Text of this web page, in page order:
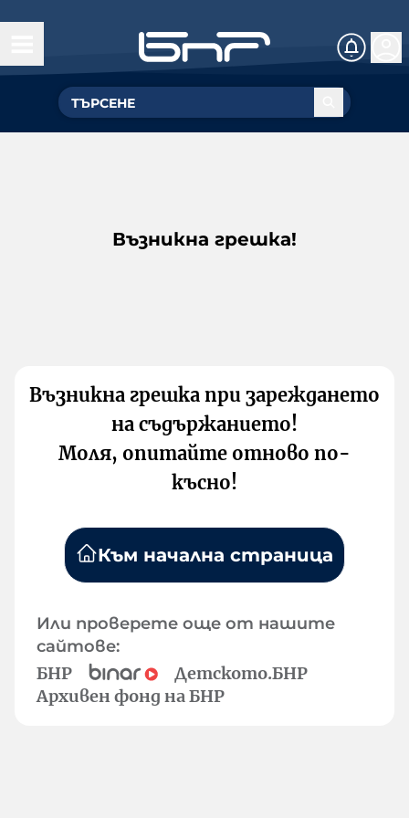
Възникна грешка!
Възникна грешка при зареждането
на съдържанието!
Моля, опитайте отново по-
късно!
Към начална страница
Или проверете още от нашите
сайтове:
БНР
Детското.БНР
Архивен фонд на БНР